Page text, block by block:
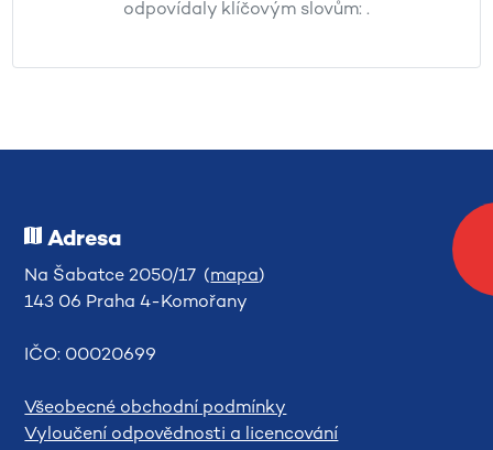
odpovídaly klíčovým slovům: .
Adresa
Na Šabatce 2050/17 (mapa)
143 06 Praha 4-Komořany
IČO: 00020699
Všeobecné obchodní podmínky
Vyloučení odpovědnosti a licencování